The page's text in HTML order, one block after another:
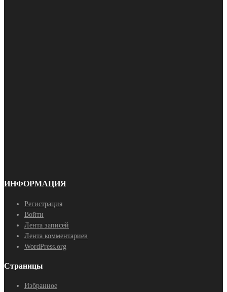
ИНФОРМАЦИЯ
Регистрация
Войти
Лента записей
Лента комментариев
WordPress.org
Страницы
Избранное